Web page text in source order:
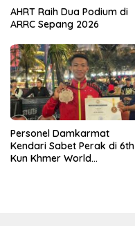
AHRT Raih Dua Podium di
ARRC Sepang 2026
Personel Damkarmat
Kendari Sabet Perak di 6th
Kun Khmer World